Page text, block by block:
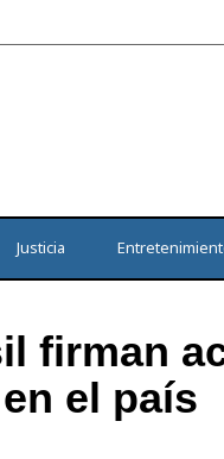
Justicia
firman
el país